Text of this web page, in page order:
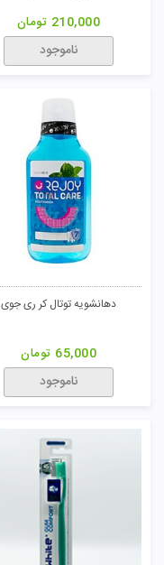
210,000 تومان
ناموجود
دهانشویه توتال کر ری جوی
65,000 تومان
ناموجود